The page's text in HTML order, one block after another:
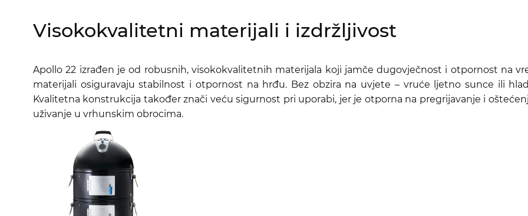
Visokokvalitetni materijali i izdržljivost
Apollo 22 izrađen je od robusnih, visokokvalitetnih materijala koji jamče dugovječnost i otpornost na
materijali osiguravaju stabilnost i otpornost na hrđu. Bez obzira na uvjete – vruće ljetno sunce ili
Kvalitetna konstrukcija također znači veću sigurnost pri uporabi, jer je otporna na pregrijavanje i
uživanje u vrhunskim obrocima.